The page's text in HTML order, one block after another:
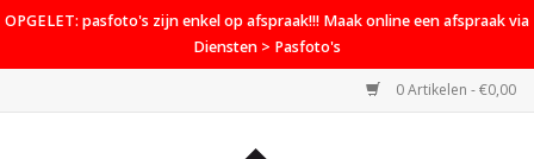
OPGELET: pasfoto's zijn enkel op afspraak!!! Maak online een afspraak via
Diensten > Pasfoto's
0 Artikelen - €0,00
Home